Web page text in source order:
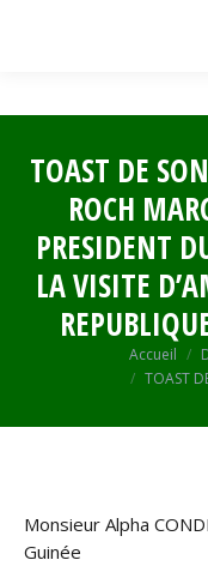
TOAST DE
ROCH
PRESIDENT
LA VISITE
Vous êtes ici :Accueil
TOAST
Monsieur Alpha
Guinée